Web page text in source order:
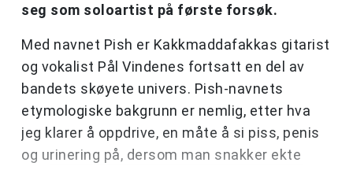
seg som soloartist på første forsøk.
Med navnet Pish er Kakkmaddafakkas gitarist
og vokalist Pål Vindenes fortsatt en del av
bandets skøyete univers. Pish-navnets
etymologiske bakgrunn er nemlig, etter hva
jeg klarer å oppdrive, en måte å si piss, penis
og urinering på, dersom man snakker ekte